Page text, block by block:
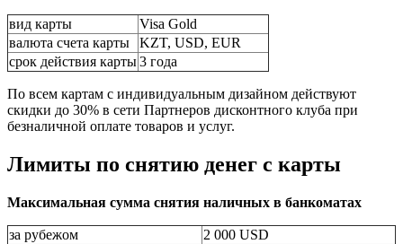
вид карты
Visa Gold
валюта счета карты
KZT, USD, EUR
срок действия карты3 года
По всем картам с индивидуальным дизайном действуют
скидки до 30% в сети Партнеров дисконтного клуба при
безналичной оплате товаров и услуг.
Лимиты по снятию денег с карты
Максимальная сумма снятия наличных в банкоматах
за рубежом
2 000 USD